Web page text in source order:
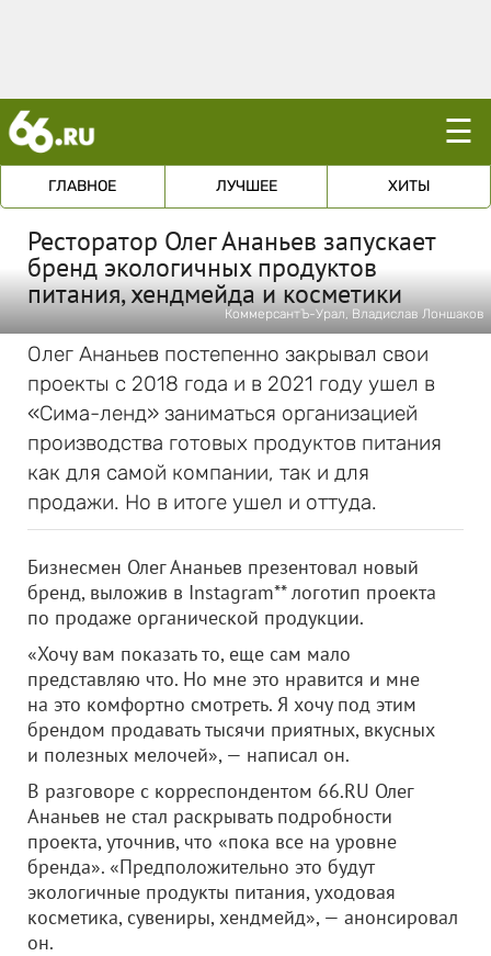
☰
ГЛАВНОЕ ЛУЧШЕЕ ХИТЫ
Ресторатор Олег Ананьев запускает
бренд экологичных продуктов
питания, хендмейда и косметики
КоммерсантЪ-Урал, Владислав Лоншаков
Олег Ананьев постепенно закрывал свои
проекты с 2018 года и в 2021 году ушел в
«Сима-ленд» заниматься организацией
производства готовых продуктов питания
как для самой компании, так и для
продажи. Но в итоге ушел и оттуда.
Бизнесмен Олег Ананьев презентовал новый
бренд, выложив в Instagram** логотип проекта
по продаже органической продукции.
«Хочу вам показать то, еще сам мало
представляю что. Но мне это нравится и мне
на это комфортно смотреть. Я хочу под этим
брендом продавать тысячи приятных, вкусных
и полезных мелочей», — написал он.
В разговоре с корреспондентом 66.RU Олег
Ананьев не стал раскрывать подробности
проекта, уточнив, что «пока все на уровне
бренда». «Предположительно это будут
экологичные продукты питания, уходовая
косметика, сувениры, хендмейд», — анонсировал
он.